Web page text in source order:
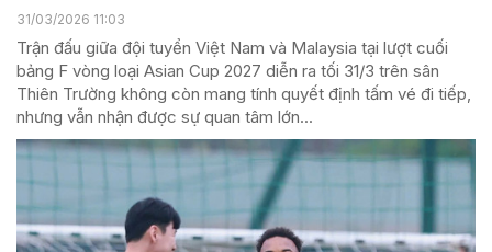
31/03/2026 11:03
Trận đấu giữa đội tuyển Việt Nam và Malaysia tại lượt cuối
bảng F vòng loại Asian Cup 2027 diễn ra tối 31/3 trên sân
Thiên Trường không còn mang tính quyết định tấm vé đi tiếp,
nhưng vẫn nhận được sự quan tâm lớn...